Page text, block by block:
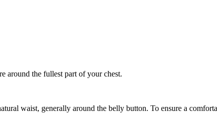
around the fullest part of your chest.
waist, generally around the belly button. To ensure a